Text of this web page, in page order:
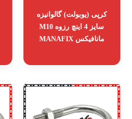
کرپی (یوبولت) گالوانیزه
سایز 4 اینچ رزوه M10
مانافیکس MANAFIX